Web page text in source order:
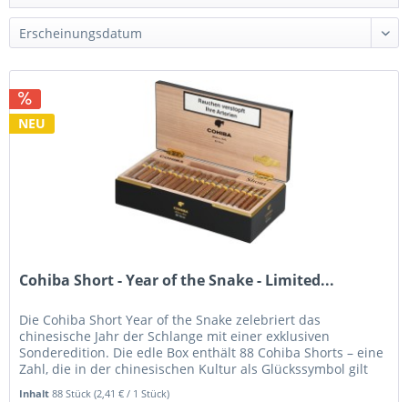
NEU
Cohiba Short - Year of the Snake - Limited...
Die Cohiba Short Year of the Snake zelebriert das
chinesische Jahr der Schlange mit einer exklusiven
Sonderedition. Die edle Box enthält 88 Cohiba Shorts – eine
Zahl, die in der chinesischen Kultur als Glückssymbol gilt
Inhalt88 Stück(2,41 € / 1 Stück)